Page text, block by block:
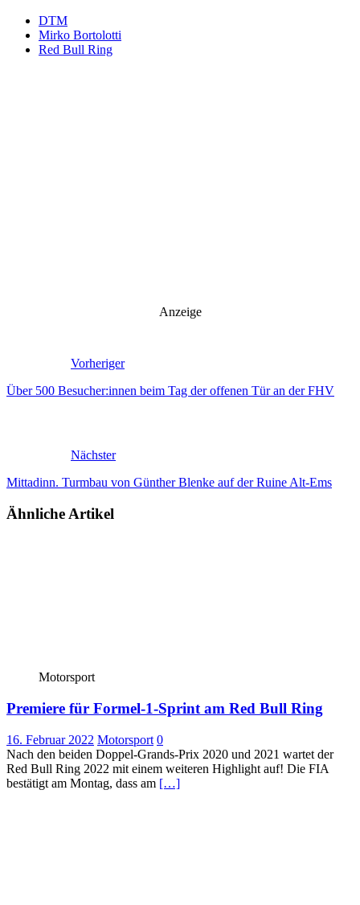
DTM
Mirko Bortolotti
Red Bull Ring
Anzeige
Vorheriger
Über 500 Besucher:innen beim Tag der offenen Tür an der FHV
Nächster
Mittadinn. Turmbau von Günther Blenke auf der Ruine Alt-Ems
Ähnliche Artikel
Motorsport
Premiere für Formel-1-Sprint am Red Bull Ring
16. Februar 2022 Motorsport 0
Nach den beiden Doppel-Grands-Prix 2020 und 2021 wartet der
Red Bull Ring 2022 mit einem weiteren Highlight auf! Die FIA
bestätigt am Montag, dass am […]